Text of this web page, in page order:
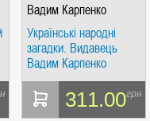
Вадим Карпенко
Українські народні
загадки. Видавець
Вадим Карпенко
311.00грн